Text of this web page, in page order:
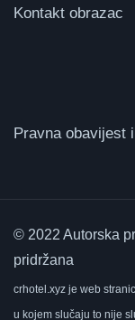
Kontakt obrazac
Pravna obavijest
© 2022 Autorska
pridržana
crhotel.xyz je web
u kojem slučaju to nije